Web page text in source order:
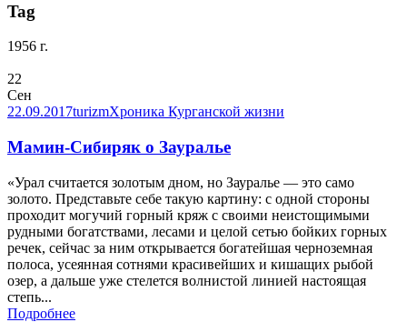
Tag
1956 г.
22
Сен
22.09.2017turizmХроника Курганской жизни
Мамин-Сибиряк о Зауралье
«Урал считается золотым дном, но Зауралье — это само
золото. Представьте себе такую картину: с одной стороны
проходит могучий горный кряж с своими неистощимыми
рудными богатствами, лесами и целой сетью бойких горных
речек, сейчас за ним открывается богатейшая черноземная
полоса, усеянная сотнями красивейших и кишащих рыбой
озер, а дальше уже стелется волнистой линией настоящая
степь...
Подробнее